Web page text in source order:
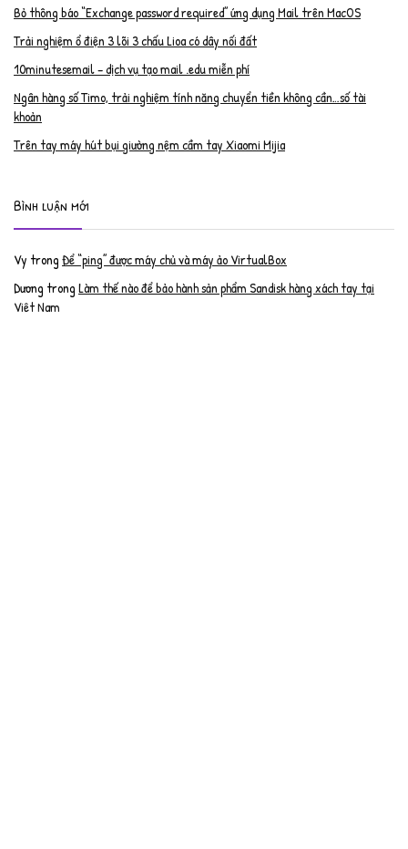
Bỏ thông báo “Exchange password required” ứng dụng Mail trên MacOS
Trải nghiệm ổ điện 3 lõi 3 chấu Lioa có dây nối đất
10minutesemail – dịch vụ tạo mail .edu miễn phí
Ngân hàng số Timo, trải nghiệm tính năng chuyển tiền không cần…số tài
khoản
Trên tay máy hút bụi giường nệm cầm tay Xiaomi Mijia
Bình luận mới
Vy trongĐể “ping” được máy chủ và máy ảo VirtualBox
Dương trongLàm thế nào để bảo hành sản phẩm Sandisk hàng xách tay tại
Việt Nam